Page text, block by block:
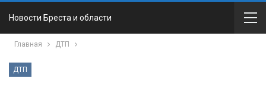
Новости Бреста и области
Главная ДТП
ДТП